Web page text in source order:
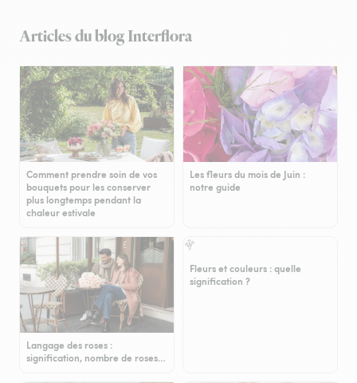
Articles du blog Interflora
Comment prendre soin de vos
bouquets pour les conserver
plus longtemps pendant la
chaleur estivale
Les fleurs du mois de Juin :
notre guide
Langage des roses :
signification, nombre de roses…
Fleurs et couleurs : quelle
signification ?